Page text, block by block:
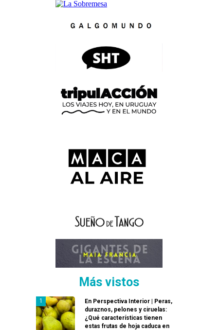
Más vistos
En Perspectiva Interior | Peras,
duraznos, pelones y ciruelas:
¿Qué características tienen
estas frutas de hoja caduca en